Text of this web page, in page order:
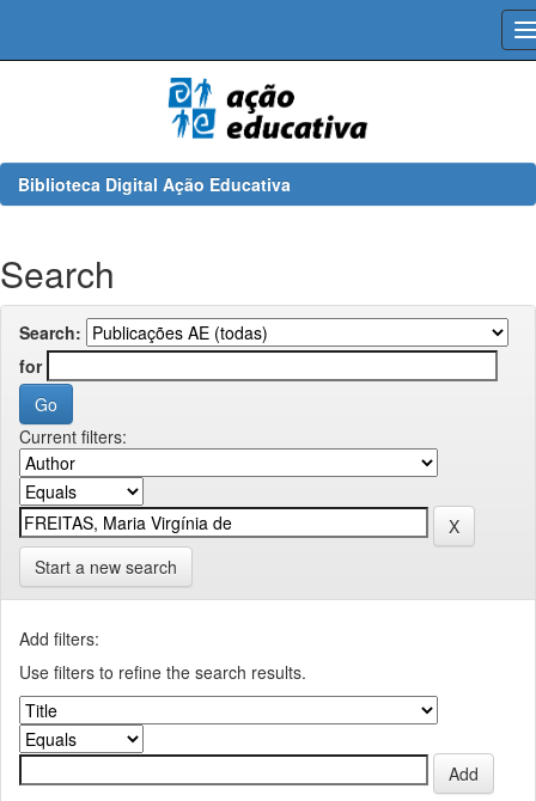
Biblioteca Digital Ação Educativa
Search
Search:
for
Current filters:
Start a new search
Add filters:
Use filters to refine the search results.